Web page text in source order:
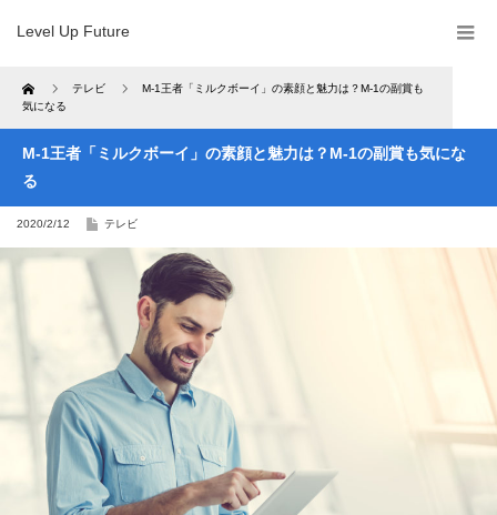
Level Up Future
Home テレビ
M-1王者「ミルクボーイ」の素顔と魅力は？M-1の副賞も
気になる
M-1王者「ミルクボーイ」の素顔と魅力は？M-1の副賞も気にな
る
2020/2/12 テレビ